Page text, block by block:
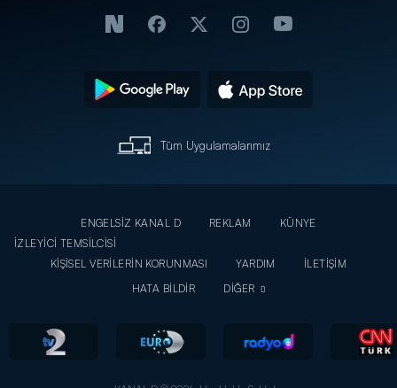
Tüm Uygulamalarımız
ENGELSİZ KANAL D REKLAM
KÜNYE
İZLEYİCİ TEMSİLCİSİ
KİŞİSEL VERİLERİN KORUNMASI
YARDIM
İLETİŞİM
HATA BİLDİR
DİĞER